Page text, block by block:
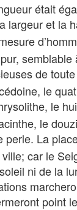
était
largeur et la
semblable
de
le
le
le
La
car le
ni de la
point